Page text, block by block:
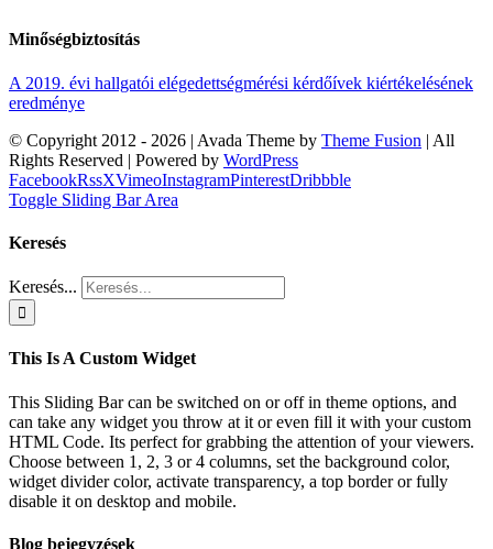
Minőségbiztosítás
A 2019. évi hallgatói elégedettségmérési kérdőívek kiértékelésének
eredménye
© Copyright 2012 - 2026 | Avada Theme by Theme Fusion | All
Rights Reserved | Powered by WordPress
FacebookRssXVimeoInstagramPinterestDribbble
Toggle Sliding Bar Area
Keresés
Keresés...
This Is A Custom Widget
This Sliding Bar can be switched on or off in theme options, and
can take any widget you throw at it or even fill it with your custom
HTML Code. Its perfect for grabbing the attention of your viewers.
Choose between 1, 2, 3 or 4 columns, set the background color,
widget divider color, activate transparency, a top border or fully
disable it on desktop and mobile.
Blog bejegyzések